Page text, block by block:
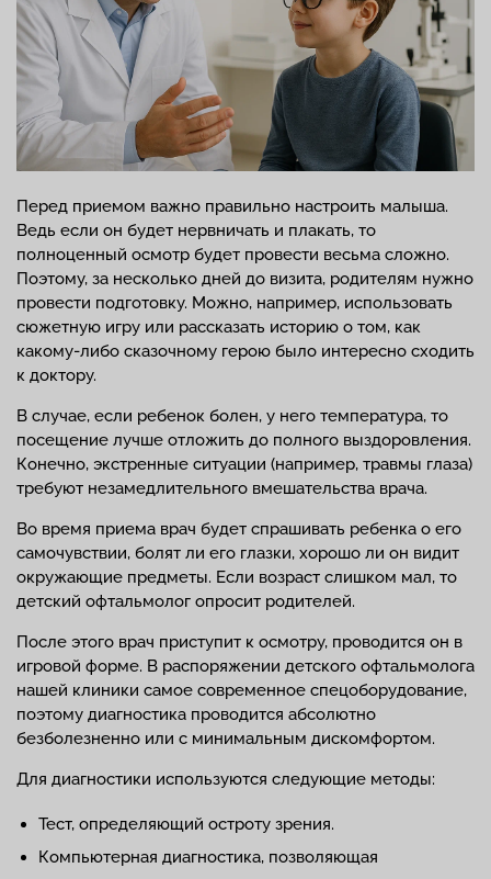
Перед приемом важно правильно настроить малыша.
Ведь если он будет нервничать и плакать, то
полноценный осмотр будет провести весьма сложно.
Поэтому, за несколько дней до визита, родителям нужно
провести подготовку. Можно, например, использовать
сюжетную игру или рассказать историю о том, как
какому-либо сказочному герою было интересно сходить
к доктору.
В случае, если ребенок болен, у него температура, то
посещение лучше отложить до полного выздоровления.
Конечно, экстренные ситуации (например, травмы глаза)
требуют незамедлительного вмешательства врача.
Во время приема врач будет спрашивать ребенка о его
самочувствии, болят ли его глазки, хорошо ли он видит
окружающие предметы. Если возраст слишком мал, то
детский офтальмолог опросит родителей.
После этого врач приступит к осмотру, проводится он в
игровой форме. В распоряжении детского офтальмолога
нашей клиники самое современное спецоборудование,
поэтому диагностика проводится абсолютно
безболезненно или с минимальным дискомфортом.
Для диагностики используются следующие методы:
Тест, определяющий остроту зрения.
Компьютерная диагностика, позволяющая